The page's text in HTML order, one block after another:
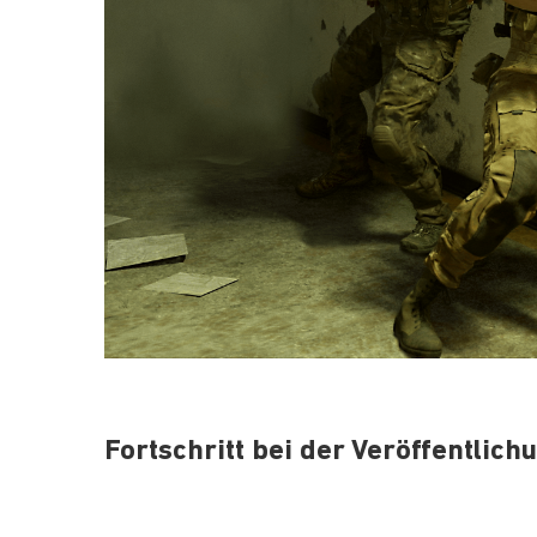
Fortschritt bei der